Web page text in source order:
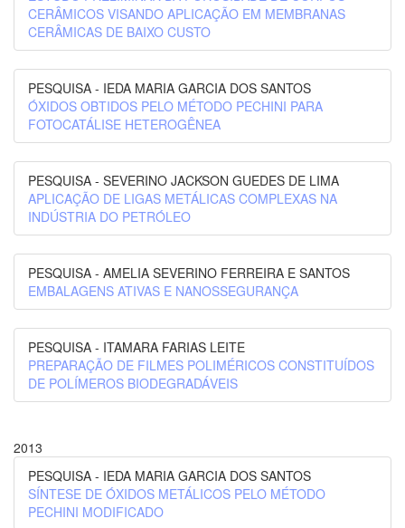
CERÂMICOS VISANDO APLICAÇÃO EM MEMBRANAS
CERÂMICAS DE BAIXO CUSTO
PESQUISA - IEDA MARIA GARCIA DOS SANTOS
ÓXIDOS OBTIDOS PELO MÉTODO PECHINI PARA
FOTOCATÁLISE HETEROGÊNEA
PESQUISA - SEVERINO JACKSON GUEDES DE LIMA
APLICAÇÃO DE LIGAS METÁLICAS COMPLEXAS NA
INDÚSTRIA DO PETRÓLEO
PESQUISA - AMELIA SEVERINO FERREIRA E SANTOS
EMBALAGENS ATIVAS E NANOSSEGURANÇA
PESQUISA - ITAMARA FARIAS LEITE
PREPARAÇÃO DE FILMES POLIMÉRICOS CONSTITUÍDOS
DE POLÍMEROS BIODEGRADÁVEIS
2013
PESQUISA - IEDA MARIA GARCIA DOS SANTOS
SÍNTESE DE ÓXIDOS METÁLICOS PELO MÉTODO
PECHINI MODIFICADO